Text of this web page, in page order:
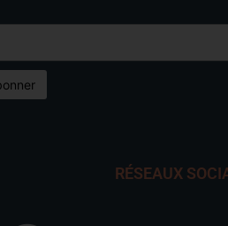
RÉSEAUX